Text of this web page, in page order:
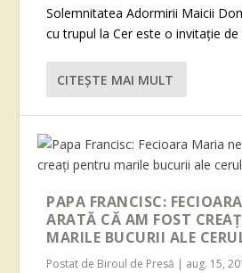
Solemnitatea Adormirii Maicii
cu trupul la Cer este o invitație de
CITEŞTE MAI MULT
PAPA FRANCISC:
ARATĂ CĂ AM FOST
MARILE BUCURII ALE
Postat de Biroul de Presă | aug. 15,